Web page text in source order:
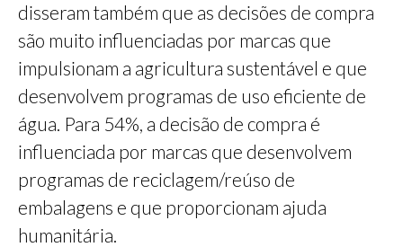
disseram também que as decisões de compra
são muito influenciadas por marcas que
impulsionam a agricultura sustentável e que
desenvolvem programas de uso eficiente de
água. Para 54%, a decisão de compra é
influenciada por marcas que desenvolvem
programas de reciclagem/reúso de
embalagens e que proporcionam ajuda
humanitária.